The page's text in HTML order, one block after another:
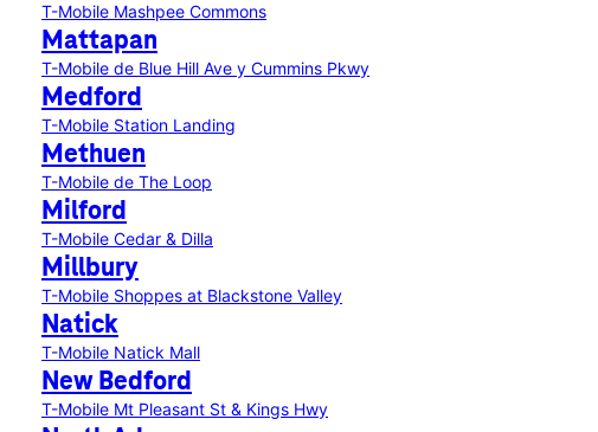
T-Mobile Mashpee Commons
Mattapan
T-Mobile de Blue Hill Ave y Cummins Pkwy
Medford
T-Mobile Station Landing
Methuen
T-Mobile de The Loop
Milford
T-Mobile Cedar & Dilla
Millbury
T-Mobile Shoppes at Blackstone Valley
Natick
T-Mobile Natick Mall
New Bedford
T-Mobile Mt Pleasant St & Kings Hwy